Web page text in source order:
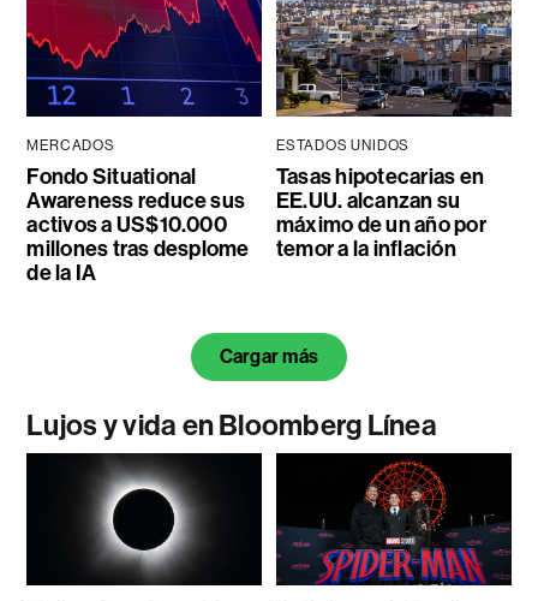
MERCADOS
Fondo Situational
Awareness reduce sus
activos a US$10.000
millones tras desplome
de la IA
ESTADOS UNIDOS
Tasas hipotecarias en
EE.UU. alcanzan su
máximo de un año por
temor a la inflación
Cargar más
Lujos y vida en Bloomberg Línea